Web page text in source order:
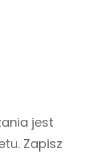
jest
Zapisz